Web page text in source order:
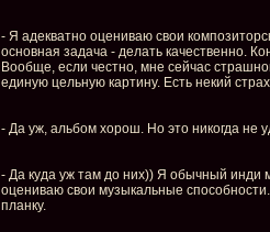
- Я адекватно оцениваю свои
основная задача - делать качественно.
Вообще, если честно, мне сейчас
единую цельную картину. Есть некий
- Да уж, альбом хорош. Но это никогда не
- Да куда уж там до них)) Я обычный инди
оцениваю свои музыкальные
планку.